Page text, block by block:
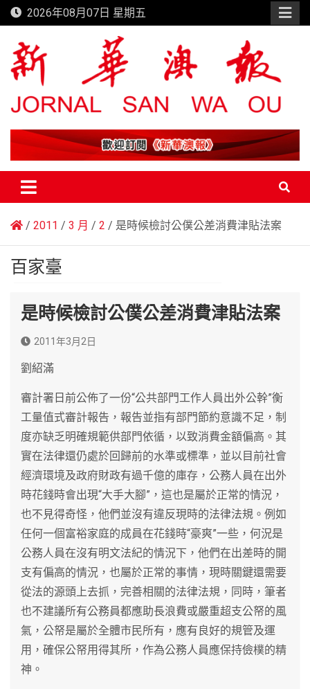
Skip
to
content
2026年08月07日 星期五
新華澳報
2011 3 月 2 是時候檢討公僕公差消費津貼法案
百家臺
是時候檢討公僕公差消費津貼法案
2011年3月2日
劉紹滿
審計署日前公佈了一份“公共部門工作人員出外公幹”衡
工量值式審計報告，報告並指有部門節約意識不足，制
度亦缺乏明確規範供部門依循，以致消費金額偏高。其
實在法律還仍處於回歸前的水準或標準，並以目前社會
經濟環境及政府財政有過千億的庫存，公務人員在出外
時花錢時會出現“大手大腳”，這也是屬於正常的情況，
也不見得奇怪，他們並沒有違反現時的法律法規。例如
任何一個富裕家庭的成員在花錢時“豪爽”一些，何況是
公務人員在沒有明文法紀的情況下，他們在出差時的開
支有偏高的情況，也屬於正常的事情，現時關鍵還需要
從法的源頭上去抓，完善相關的法律法規，同時，筆者
也不建議所有公務員都應助長浪費或嚴重超支公帑的風
氣，公帑是屬於全體市民所有，應有良好的規管及運
用，確保公帑用得其所，作為公務人員應保持儉樸的精
神。